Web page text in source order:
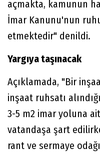
açmakta, kamunun
İmar Kanunu'nun
etmektedir" denildi.
Yargıya taşınacak
Açıklamada, "Bir
inşaat ruhsatı
3-5 m2 imar yoluna
vatandaşa şart
rant ve sermaye